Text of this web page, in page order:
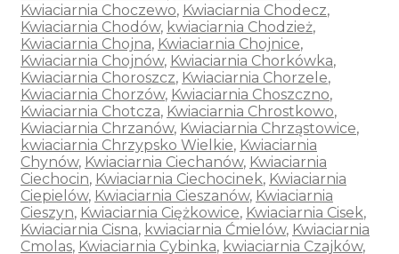
Kwiaciarnia Choczewo, Kwiaciarnia Chodecz,
Kwiaciarnia Chodów, kwiaciarnia Chodzież,
Kwiaciarnia Chojna, Kwiaciarnia Chojnice,
Kwiaciarnia Chojnów, Kwiaciarnia Chorkówka,
Kwiaciarnia Choroszcz, Kwiaciarnia Chorzele,
Kwiaciarnia Chorzów, Kwiaciarnia Choszczno,
Kwiaciarnia Chotcza, Kwiaciarnia Chrostkowo,
Kwiaciarnia Chrzanów, Kwiaciarnia Chrząstowice,
kwiaciarnia Chrzypsko Wielkie, Kwiaciarnia
Chynów, Kwiaciarnia Ciechanów, Kwiaciarnia
Ciechocin, Kwiaciarnia Ciechocinek, Kwiaciarnia
Ciepielów, Kwiaciarnia Cieszanów, Kwiaciarnia
Cieszyn, Kwiaciarnia Ciężkowice, Kwiaciarnia Cisek,
Kwiaciarnia Cisna, kwiaciarnia Ćmielów, Kwiaciarnia
Cmolas, Kwiaciarnia Cybinka, kwiaciarnia Czajków,